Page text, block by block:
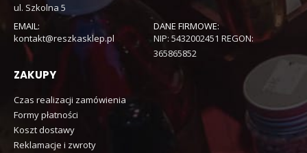
ul. Szkolna 5
EMAIL:
kontakt@reszkasklep.pl
DANE FIRMOWE:
NIP: 5432002451 REGON:
365865852
ZAKUPY
Czas realizacji zamówienia
Formy płatności
Koszt dostawy
Reklamacje i zwroty